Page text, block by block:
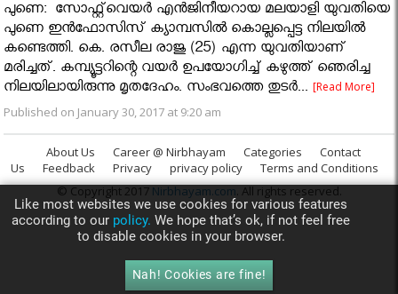
പുണെ: സോഫ്റ്റ്‌വെയര്‍ എന്‍ജിനീയറായ മലയാളി യുവതിയെ
പുണെ ഇന്‍ഫോസിസ് ക്യാമ്പസില്‍ കൊല്ലപ്പെട്ട നിലയില്‍
കണ്ടെത്തി. കെ. രസീല രാജു (25) എന്ന യുവതിയാണ്
മരിച്ചത്. കമ്പ്യൂട്ടറിന്റെ വയര്‍ ഉപയോഗിച്ച് കഴുത്ത് ഞെരിച്ച
നിലയിലായിരുന്നു മൃതദേഹം. സംഭവത്തെ തുടര്‍...[Read More]
Published on January 30, 2017 at 9:20 am
About Us Career @ Nirbhayam Categories
Contact
Us
Feedback Privacy privacy policy
Terms and Conditions
© Copyright 2017 Nirbhayam.com. All rights reserved.
Like most websites we use cookies for various features
according to our policy. We hope that’s ok, if not feel free
to disable cookies in your browser.
Nah! Cookies are fine!